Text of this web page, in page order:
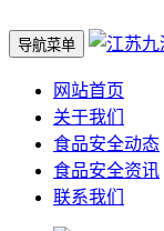
导航菜单
网站首页
关于我们
食品安全动态
食品安全资讯
联系我们